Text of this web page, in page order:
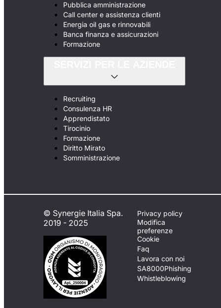
Pubblica amministrazione
Call center e assistenza clienti
Energia oil gas e rinnovabili
Banca finanza e assicurazioni
Formazione
Recruiting
Consulenza HR
Apprendistato
Tirocinio
Formazione
Diritto Mirato
Somministrazione
© Synergie Italia Spa.
2019 - 2025
Privacy policy
Modifica
preferenze
Cookie
Faq
Lavora con noi
SA8000Phishing
Whistleblowing